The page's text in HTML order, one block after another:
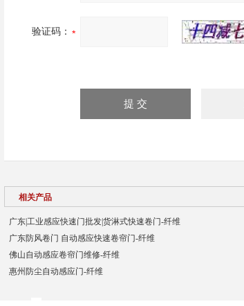
验证码：
相关产品
广东|工业感应快速门批发|货淋式快速卷门-纤维
广东防风卷门 自动感应快速卷帘门-纤维
佛山自动感应卷帘门维修-纤维
惠州防尘自动感应门-纤维